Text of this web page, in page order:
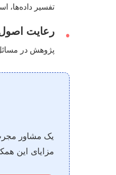
تفسیر داده‌ها،
• رعایت
پژوهش در
یک مشاور
مزایای این